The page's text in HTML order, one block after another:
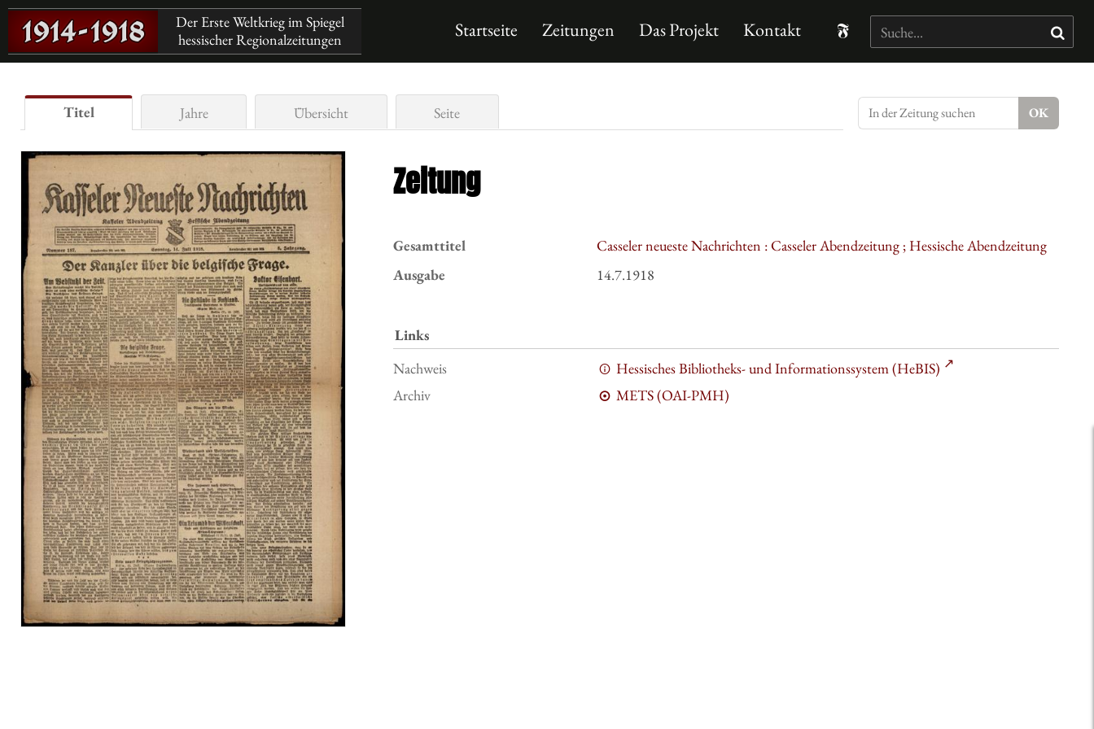
Der Erste Weltkrieg im Spiegel
hessischer Regionalzeitungen
Startseite Zeitungen Das Projekt Kontakt
Titel Jahre Übersicht Seite
Zeitung
Gesamttitel
Casseler neueste Nachrichten : Casseler Abendzeitung ; Hessische Abendzeitung
Ausgabe
14.7.1918
Links
Nachweis
Hessisches Bibliotheks- und Informationssystem (HeBIS)
Archiv
METS (OAI-PMH)